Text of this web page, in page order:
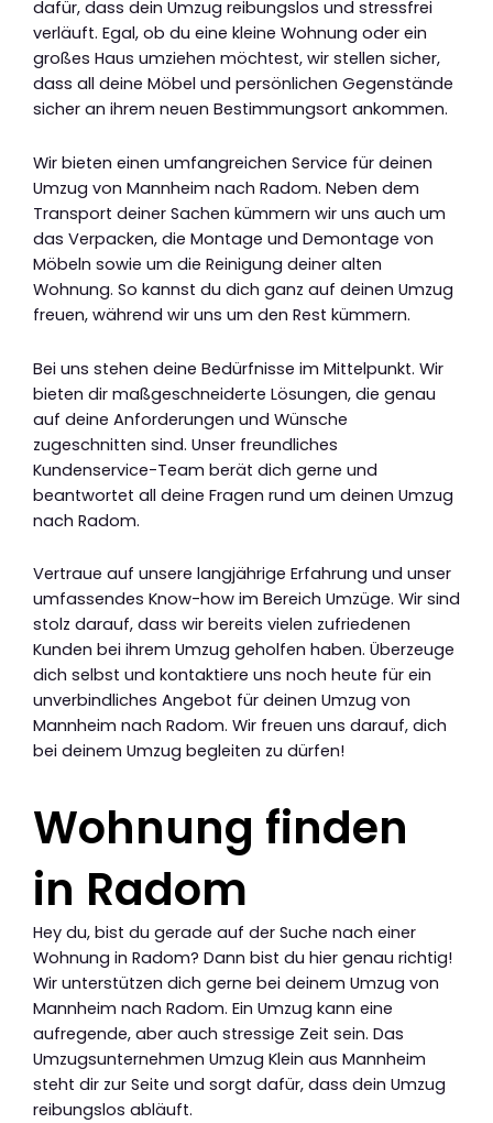
dafür, dass dein Umzug reibungslos und stressfrei
verläuft. Egal, ob du eine kleine Wohnung oder ein
großes Haus umziehen möchtest, wir stellen sicher,
dass all deine Möbel und persönlichen Gegenstände
sicher an ihrem neuen Bestimmungsort ankommen.
Wir bieten einen umfangreichen Service für deinen
Umzug von Mannheim nach Radom. Neben dem
Transport deiner Sachen kümmern wir uns auch um
das Verpacken, die Montage und Demontage von
Möbeln sowie um die Reinigung deiner alten
Wohnung. So kannst du dich ganz auf deinen Umzug
freuen, während wir uns um den Rest kümmern.
Bei uns stehen deine Bedürfnisse im Mittelpunkt. Wir
bieten dir maßgeschneiderte Lösungen, die genau
auf deine Anforderungen und Wünsche
zugeschnitten sind. Unser freundliches
Kundenservice-Team berät dich gerne und
beantwortet all deine Fragen rund um deinen Umzug
nach Radom.
Vertraue auf unsere langjährige Erfahrung und unser
umfassendes Know-how im Bereich Umzüge. Wir sind
stolz darauf, dass wir bereits vielen zufriedenen
Kunden bei ihrem Umzug geholfen haben. Überzeuge
dich selbst und kontaktiere uns noch heute für ein
unverbindliches Angebot für deinen Umzug von
Mannheim nach Radom. Wir freuen uns darauf, dich
bei deinem Umzug begleiten zu dürfen!
Wohnung finden
in Radom
Hey du, bist du gerade auf der Suche nach einer
Wohnung in Radom? Dann bist du hier genau richtig!
Wir unterstützen dich gerne bei deinem Umzug von
Mannheim nach Radom. Ein Umzug kann eine
aufregende, aber auch stressige Zeit sein. Das
Umzugsunternehmen Umzug Klein aus Mannheim
steht dir zur Seite und sorgt dafür, dass dein Umzug
reibungslos abläuft.